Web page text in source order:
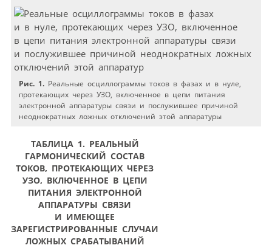
Рис. 1. Реальные осциллограммы токов в фазах и в нуле,
протекающих через УЗО, включенное в цепи питания
электронной аппаратуры связи и послужившее причиной
неоднократных ложных отключений этой аппаратуры
ТАБЛИЦА 1. РЕАЛЬНЫЙ
ГАРМОНИЧЕСКИЙ СОСТАВ
ТОКОВ, ПРОТЕКАЮЩИХ ЧЕРЕЗ
УЗО, ВКЛЮЧЕННОЕ В ЦЕПИ
ПИТАНИЯ ЭЛЕКТРОННОЙ
АППАРАТУРЫ СВЯЗИ
И ИМЕЮЩЕЕ
ЗАРЕГИСТРИРОВАННЫЕ СЛУЧАИ
ЛОЖНЫХ СРАБАТЫВАНИЙ